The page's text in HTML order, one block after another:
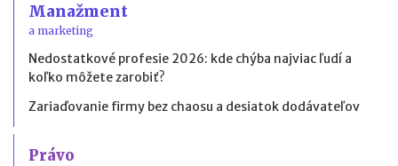
Manažment
a marketing
Nedostatkové profesie 2026: kde chýba najviac ľudí a
koľko môžete zarobiť?
Zariaďovanie firmy bez chaosu a desiatok dodávateľov
Právo